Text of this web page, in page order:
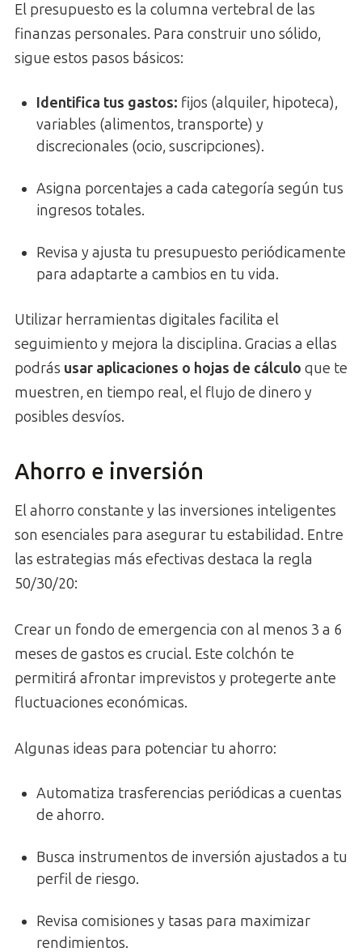
El presupuesto es la columna vertebral de las
finanzas personales. Para construir uno sólido,
sigue estos pasos básicos:
Identifica tus gastos: fijos (alquiler, hipoteca),
variables (alimentos, transporte) y
discrecionales (ocio, suscripciones).
Asigna porcentajes a cada categoría según tus
ingresos totales.
Revisa y ajusta tu presupuesto periódicamente
para adaptarte a cambios en tu vida.
Utilizar herramientas digitales facilita el
seguimiento y mejora la disciplina. Gracias a ellas
podrás usar aplicaciones o hojas de cálculo que te
muestren, en tiempo real, el flujo de dinero y
posibles desvíos.
Ahorro e inversión
El ahorro constante y las inversiones inteligentes
son esenciales para asegurar tu estabilidad. Entre
las estrategias más efectivas destaca la regla
50/30/20:
Crear un fondo de emergencia con al menos 3 a 6
meses de gastos es crucial. Este colchón te
permitirá afrontar imprevistos y protegerte ante
fluctuaciones económicas.
Algunas ideas para potenciar tu ahorro:
Automatiza trasferencias periódicas a cuentas
de ahorro.
Busca instrumentos de inversión ajustados a tu
perfil de riesgo.
Revisa comisiones y tasas para maximizar
rendimientos.